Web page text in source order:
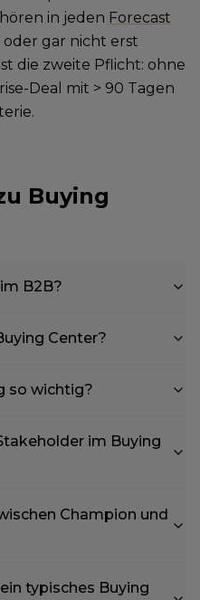
in jeden Forecast
oder gar nicht erst
die zweite Pflicht: ohne
Deal mit > 90 Tagen
Buying
B2B?
Center?
so wichtig?
im Buying
Champion und
typisches Buying